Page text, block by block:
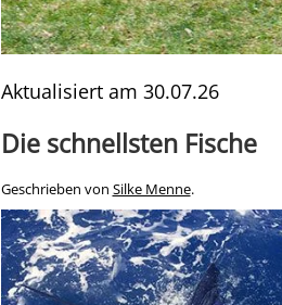
Aktualisiert am 30.07.26
Die schnellsten Fische
Geschrieben von Silke Menne.